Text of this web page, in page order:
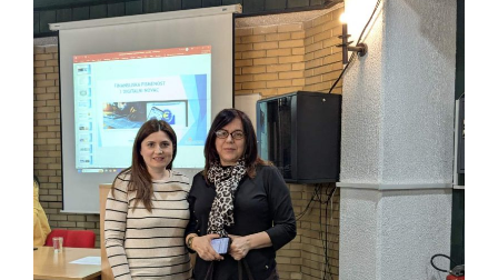
писменост
и
развој
одговорности“